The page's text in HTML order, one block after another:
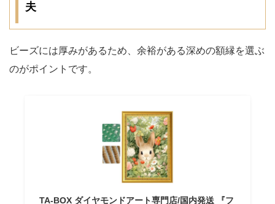
夫
ビーズには厚みがあるため、余裕がある深めの額縁を選ぶ
のがポイントです。
TA-BOX ダイヤモンドアート専門店/国内発送 『フ